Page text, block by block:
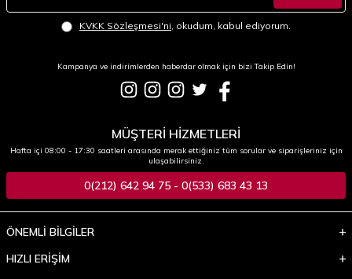
KVKK Sözleşmesi'ni , okudum, kabul ediyorum.
Kampanya ve indirimlerden haberdar olmak için bizi Takip Edin!
MÜŞTERİ HİZMETLERİ
Hafta içi 08:00 - 17:30 saatleri arasında merak ettiğiniz tüm sorular ve siparişleriniz için
ulaşabilirsiniz.
0(212) 642 94 75 - 0(533) 683 43 13
ÖNEMLİ BİLGİLER
HIZLI ERİŞİM